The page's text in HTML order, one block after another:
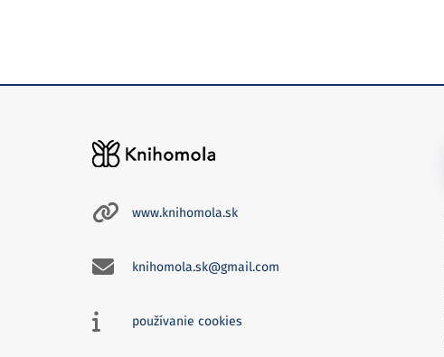
www.knihomola.sk
knihomola.sk@gmail.com
používanie cookies